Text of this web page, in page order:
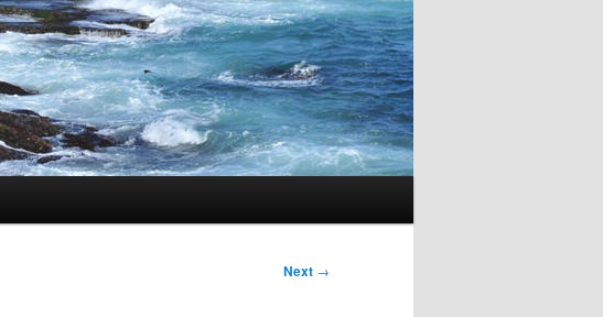
Next →